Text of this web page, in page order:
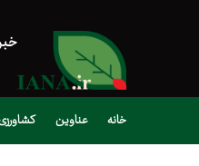
خانه عناوین